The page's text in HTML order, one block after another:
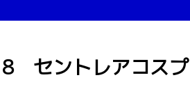
セントレアコス